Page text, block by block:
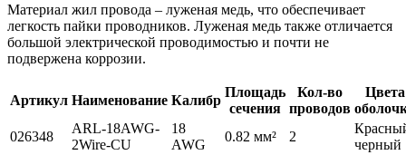
Материал жил провода – луженая медь, что обеспечивает
легкость пайки проводников. Луженая медь также отличается
большой электрической проводимостью и почти не
подвержена коррозии.
Артикул Наименование Калибр
Площадь
сечения
Кол-во
проводов
Цвета
026348
ARL-18AWG-
2Wire-CU
18
AWG
0.82 мм² 2
черный